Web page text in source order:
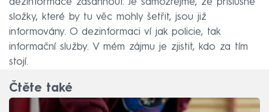
složky, které by tu věc mohly šetřit, jsou již
informovány. O dezinformaci ví jak policie, tak
informační služby. V mém zájmu je zjistit, kdo za tím
stojí.
Čtěte také